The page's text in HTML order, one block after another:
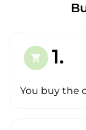
shopping_cart 1.
You buy the